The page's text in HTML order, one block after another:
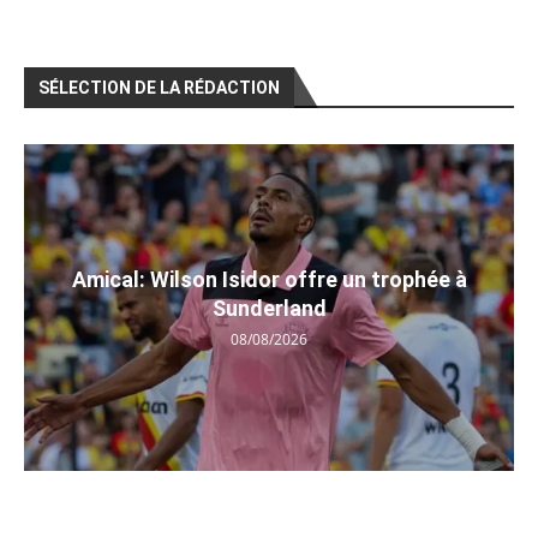
SÉLECTION DE LA RÉDACTION
Amical: Wilson Isidor offre un trophée à
Sunderland
08/08/2026